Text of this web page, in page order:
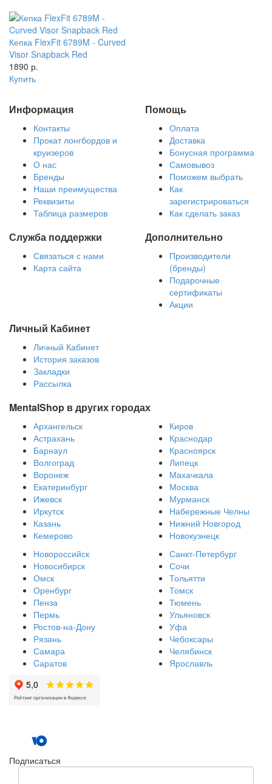
Кепка FlexFit 6789M - Curved
Visor Snapback Red
1890 р.
Купить
Информация
Контакты
Прокат лонгбордов и
круизеров
О нас
Бренды
Наши преимущества
Реквизиты
Таблица размеров
Помощь
Оплата
Доставка
Бонусная программа
Самовывоз
Поможем выбрать
Как
зарегистрироваться
Как сделать заказ
Служба поддержки
Связаться с нами
Карта сайта
Дополнительно
Производители
(бренды)
Подарочные
сертификаты
Акции
Личный Кабинет
Личный Кабинет
История заказов
Закладки
Рассылка
MentalShop в других городах
Архангельск
Астрахань
Барнаул
Волгоград
Воронеж
Екатеринбург
Ижевск
Иркутск
Казань
Кемерово
Киров
Краснодар
Красноярск
Липецк
Махачкала
Москва
Мурманск
Набережные Челны
Нижний Новгород
Новокузнецк
Новороссийск
Новосибирск
Омск
Оренбург
Пенза
Пермь
Ростов-на-Дону
Рязань
Самара
Cаратов
Санкт-Петербург
Сочи
Тольятти
Томск
Тюмень
Ульяновск
Уфа
Чебоксары
Челябинск
Ярославль
Подписаться